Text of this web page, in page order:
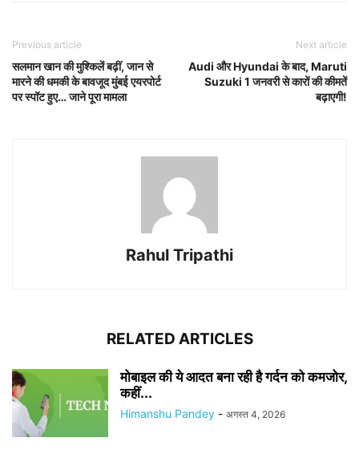
Previous article
सलमान खान की मुश्किलें बढ़ीं, जान से
मारने की धमकी के बावजूद मुंबई एयरपोर्ट
पर स्पॉट हुए… जाने पूरा मामला
Next article
Audi और Hyundai के बाद, Maruti
Suzuki 1 जनवरी से कारों की कीमतें
बढ़ाएगी!
Rahul Tripathi
RELATED ARTICLES
मोबाइल की ये आदत बना रही है गर्दन को कमजोर,
कहीं...
Himanshu Pandey - अगस्त 4, 2026